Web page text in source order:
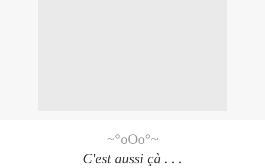
~°oOo°~
C'est aussi çà . . .